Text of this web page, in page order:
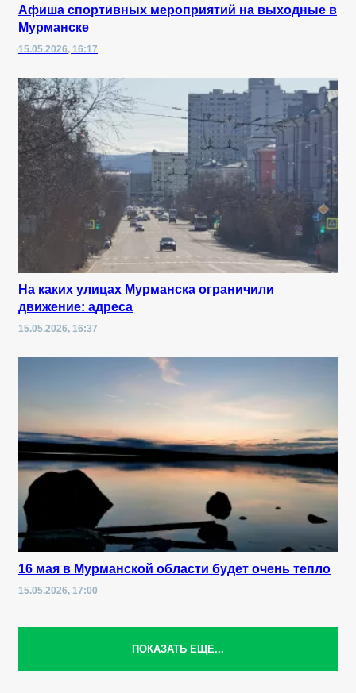
Афиша спортивных мероприятий на выходные в
Мурманске
15.05.2026, 16:17
На каких улицах Мурманска ограничили
движение: адреса
15.05.2026, 16:37
16 мая в Мурманской области будет очень тепло
15.05.2026, 17:00
ПОКАЗАТЬ ЕЩЕ...